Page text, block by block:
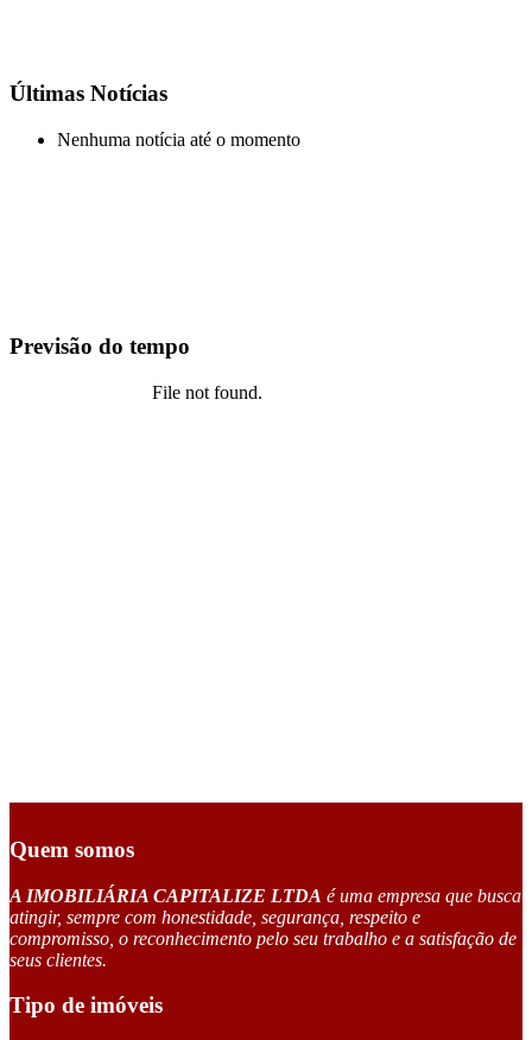
Últimas Notícias
Nenhuma notícia até o momento
Previsão do tempo
Quem somos
A IMOBILIÁRIA CAPITALIZE LTDA é uma empresa que busca
atingir, sempre com honestidade, segurança, respeito e
compromisso, o reconhecimento pelo seu trabalho e a satisfação de
seus clientes.
Tipo de imóveis